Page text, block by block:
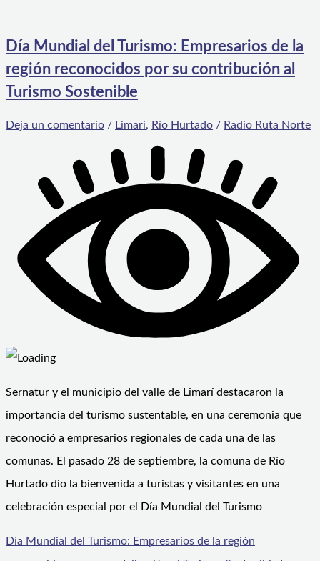
Día Mundial del Turismo: Empresarios de la
región reconocidos por su contribución al
Turismo Sostenible
Deja un comentario / Limarí, Río Hurtado / Radio Ruta Norte
Sernatur y el municipio del valle de Limarí destacaron la
importancia del turismo sustentable, en una ceremonia que
reconoció a empresarios regionales de cada una de las
comunas. El pasado 28 de septiembre, la comuna de Río
Hurtado dio la bienvenida a turistas y visitantes en una
celebración especial por el Día Mundial del Turismo
Día Mundial del Turismo: Empresarios de la región